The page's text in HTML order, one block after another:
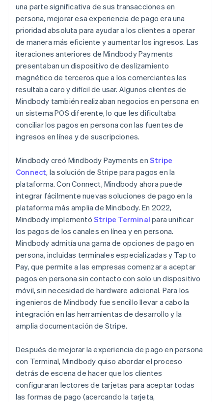
una parte significativa de sus transacciones en
persona, mejorar esa experiencia de pago era una
prioridad absoluta para ayudar a los clientes a operar
de manera más eficiente y aumentar los ingresos. Las
iteraciones anteriores de Mindbody Payments
presentaban un dispositivo de deslizamiento
magnético de terceros que a los comerciantes les
resultaba caro y difícil de usar. Algunos clientes de
Mindbody también realizaban negocios en persona en
un sistema POS diferente, lo que les dificultaba
conciliar los pagos en persona con las fuentes de
ingresos en línea y de suscripciones.
Mindbody creó Mindbody Payments en Stripe
Connect, la solución de Stripe para pagos en la
plataforma. Con Connect, Mindbody ahora puede
integrar fácilmente nuevas soluciones de pago en la
plataforma más amplia de Mindbody. En 2022,
Mindbody implementó Stripe Terminal para unificar
los pagos de los canales en línea y en persona.
Mindbody admitía una gama de opciones de pago en
persona, incluidas terminales especializadas y Tap to
Pay, que permite a las empresas comenzar a aceptar
pagos en persona sin contacto con solo un dispositivo
móvil, sin necesidad de hardware adicional. Para los
ingenieros de Mindbody fue sencillo llevar a cabo la
integración en las herramientas de desarrollo y la
amplia documentación de Stripe.
Después de mejorar la experiencia de pago en persona
con Terminal, Mindbody quiso abordar el proceso
detrás de escena de hacer que los clientes
configuraran lectores de tarjetas para aceptar todas
las formas de pago (acercando la tarjeta,